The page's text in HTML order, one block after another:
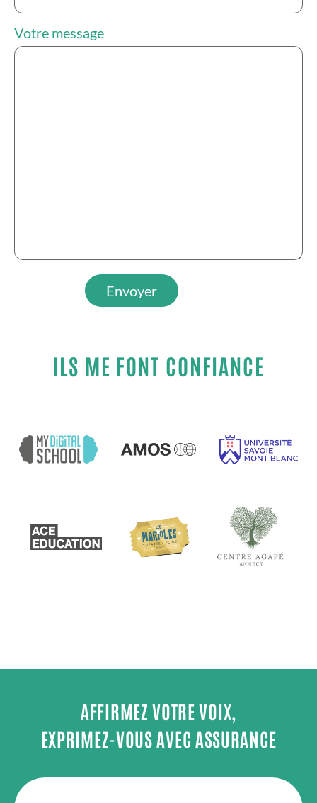
Votre message
ILS ME FONT CONFIANCE
AFFIRMEZ VOTRE VOIX,
EXPRIMEZ-VOUS AVEC ASSURANCE